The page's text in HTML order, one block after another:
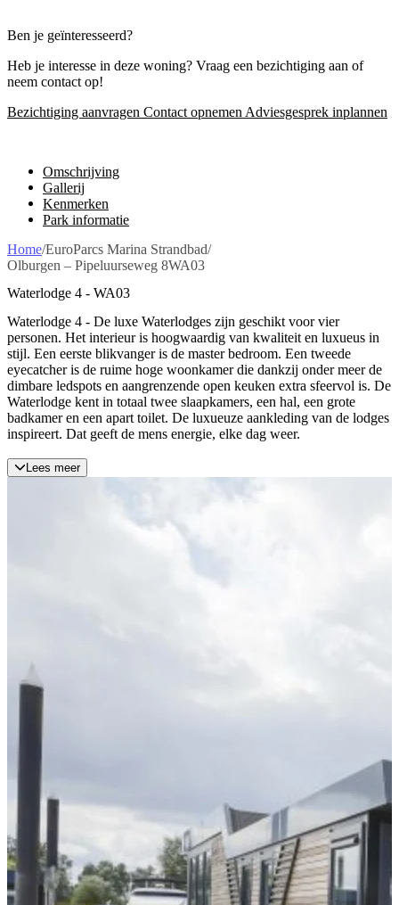
Ben je geïnteresseerd?
Heb je interesse in deze woning? Vraag een bezichtiging aan of
neem contact op!
Bezichtiging aanvragen Contact opnemen Adviesgesprek inplannen
Omschrijving
Gallerij
Kenmerken
Park informatie
Home/EuroParcs Marina Strandbad/
Olburgen – Pipeluurseweg 8WA03
Waterlodge 4 - WA03
Waterlodge 4 - De luxe Waterlodges zijn geschikt voor vier
personen. Het interieur is hoogwaardig van kwaliteit en luxueus in
stijl. Een eerste blikvanger is de master bedroom. Een tweede
eyecatcher is de ruime hoge woonkamer die dankzij onder meer de
dimbare ledspots en aangrenzende open keuken extra sfeervol is. De
Waterlodge kent in totaal twee slaapkamers, een hal, een grote
badkamer en een apart toilet. De luxueuze aankleding van de lodges
inspireert. Dat geeft de mens energie, elke dag weer.
Lees meer